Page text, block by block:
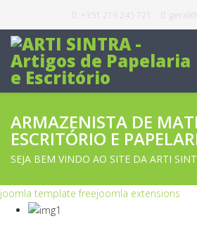
+351 219 245 721
ARMAZENISTA DE
ESCRITÓRIO E
SEJA BEM VINDO AO SITE DA ARTI
joomla template freejoomla extensions